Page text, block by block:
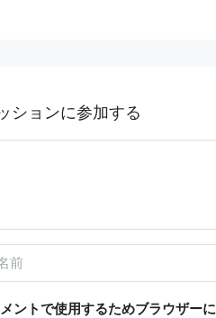
ションに参加する
ントで使用するためブラウザー